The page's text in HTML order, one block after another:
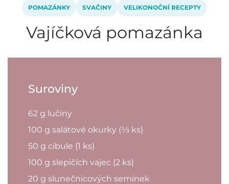
POMAZÁNKY SVAČINY VELIKONOČNÍ RECEPTY
Vajíčková pomazánka
Suroviny
62 g lučiny
100 g salátové okurky (⅓ ks)
50 g cibule (1 ks)
100 g slepičích vajec (2 ks)
20 g slunečnicových semínek